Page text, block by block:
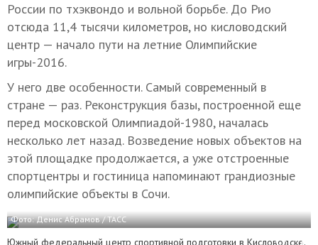
России по тхэквондо и вольной борьбе. До Рио
отсюда 11,4 тысячи километров, но кисловодский
центр — начало пути на летние Олимпийские
игры-2016.
У него две особенности. Самый современный в
стране — раз. Реконструкция базы, построенной еще
перед московской Олимпиадой-1980, началась
несколько лет назад. Возведение новых объектов на
этой площадке продолжается, а уже отстроенные
спортцентры и гостиница напоминают грандиозные
олимпийские объекты в Сочи.
Фото: Денис Абрамов / ТАСС
Южный федеральный центр спортивной подготовки в Кисловодске.